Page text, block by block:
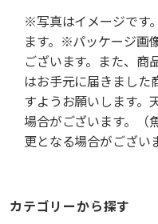
※写真はイメージです
ます。※パッケージ画
ございます。また、商
はお手元に届きました
すようお願いします。
場合がございます。（
更となる場合がござい
カテゴリーから探す